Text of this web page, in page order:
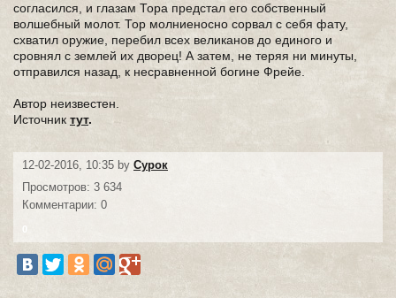
согласился, и глазам Тора предстал его собственный
волшебный молот. Тор молниеносно сорвал с себя фату,
схватил оружие, перебил всех великанов до единого и
сровнял с землей их дворец! А затем, не теряя ни минуты,
отправился назад, к несравненной богине Фрейе.
Автор неизвестен.
Источник тут.
12-02-2016, 10:35 by Сурок
Просмотров: 3 634
Комментарии: 0
0